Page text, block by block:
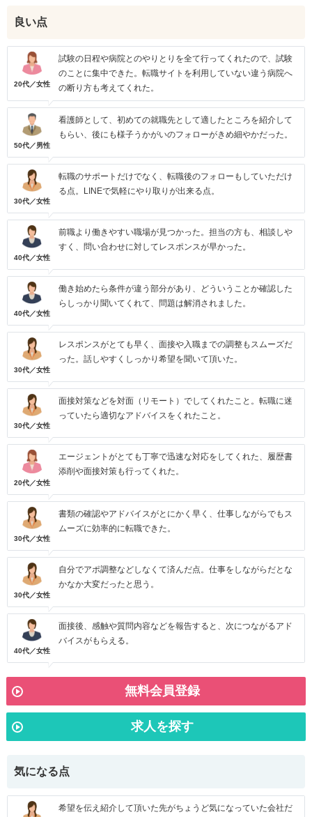
良い点
20代／女性
試験の日程や病院とのやりとりを全て行ってくれたので、試験
のことに集中できた。転職サイトを利用していない違う病院へ
の断り方も考えてくれた。
50代／男性
看護師として、初めての就職先として適したところを紹介して
もらい、後にも様子うかがいのフォローがきめ細やかだった。
30代／女性
転職のサポートだけでなく、転職後のフォローもしていただけ
る点。LINEで気軽にやり取りが出来る点。
40代／女性
前職より働きやすい職場が見つかった。担当の方も、相談しや
すく、問い合わせに対してレスポンスが早かった。
40代／女性
働き始めたら条件が違う部分があり、どういうことか確認した
らしっかり聞いてくれて、問題は解消されました。
30代／女性
レスポンスがとても早く、面接や入職までの調整もスムーズだ
った。話しやすくしっかり希望を聞いて頂いた。
30代／女性
面接対策などを対面（リモート）でしてくれたこと。転職に迷
っていたら適切なアドバイスをくれたこと。
20代／女性
エージェントがとても丁寧で迅速な対応をしてくれた、履歴書
添削や面接対策も行ってくれた。
30代／女性
書類の確認やアドバイスがとにかく早く、仕事しながらでもス
ムーズに効率的に転職できた。
30代／女性
自分でアポ調整などしなくて済んだ点。仕事をしながらだとな
かなか大変だったと思う。
40代／女性
面接後、感触や質問内容などを報告すると、次につながるアド
バイスがもらえる。
無料会員登録
求人を探す
気になる点
希望を伝え紹介して頂いた先がちょうど気になっていた会社だ